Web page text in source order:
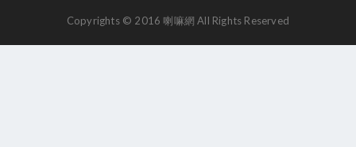
Copyrights © 2016 喇嘛網 All Rights Reserved